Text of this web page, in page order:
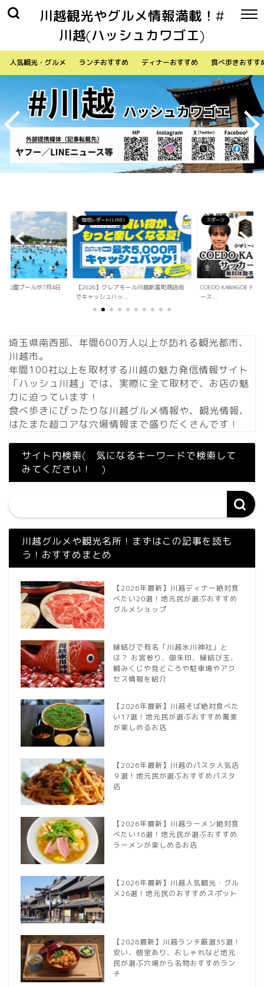
川越観光やグルメ情報満載！#
川越(ハッシュカワゴエ)
人気観光・グルメ ランチおすすめ ディナーおすすめ 食べ歩きおすす
ル川越新富町商店街
スポーツ
COEDO KAWAGOE F.Cが小学生向けサッカ
ース...
生活
「Sky Walker 7058」
内ア...
埼玉県南西部、年間600万人以上が訪れる観光都市、
川越市。
年間100社以上を取材する川越の魅力発信情報サイト
「ハッシュ川越」では、実際に全て取材で、お店の魅
力に迫っています！
食べ歩きにぴったりな川越グルメ情報や、観光情報、
はたまた超コアな穴場情報まで盛りだくさんです！
サイト内検索( 気になるキーワードで検索して
みてください！ )
川越グルメや観光名所！まずはこの記事を読も
う！おすすめまとめ
【2026年最新】川越ディナー絶対食
べたい20選！地元民が選ぶおすすめ
グルメショップ
縁結びで有名「川越氷川神社」と
は？ お宮参り、御朱印、縁結び玉、
鯛みくじや見どころや駐車場やアク
セス情報を紹介
【2026年最新】川越そば絶対食べた
い17選！地元民が選ぶおすすめ蕎麦
が楽しめるお店
【2026年最新】川越のパスタ人気店
９選！地元民が選ぶおすすめパスタ
店
【2026年最新】川越ラーメン絶対食
べたい16選！地元民が選ぶおすすめ
ラーメンが楽しめるお店
【2026年最新】川越人気観光・グル
メ26選！地元民のおすすめスポット
【2026最新】川越ランチ厳選35選！
安い、個室あり、おしゃれなど地元
民が選ぶ穴場から名物おすすめラン
チ